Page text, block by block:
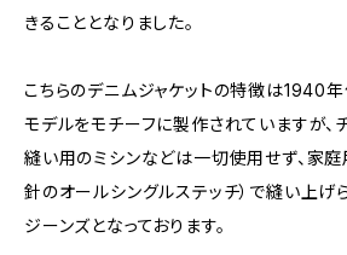
きることとなりました。
こちらのデニムジャケットの特徴は1940
モデルをモチーフに製作されていますが、
縫い用のミシンなどは一切使用せず、家庭
針のオールシングルステッチ）で縫い上
ジーンズとなっております。